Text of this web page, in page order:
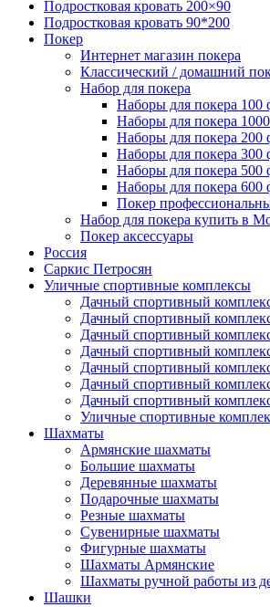
Подростковая кровать 200×90
Подростковая кровать 90*200
Покер
Интернет магазин покера
Классический / домашний
Набор для покера
Наборы для покера 100
Наборы для покера
Наборы для покера 200
Наборы для покера 300
Наборы для покера 500
Наборы для покера 600
Покер
Набор для покера купить в
Покер аксессуары
Россия
Саркис Петросян
Уличные спортивные комплексы
Дачный спортивный
Дачный спортивный
Дачный спортивный
Дачный спортивный
Дачный спортивный
Дачный спортивный
Дачный спортивный
Уличные спортивные
Шахматы
Армянские шахматы
Большие шахматы
Деревянные шахматы
Подарочные шахматы
Резные шахматы
Сувенирные шахматы
Фигурные шахматы
Шахматы Армянские
Шахматы ручной работы из
Шашки